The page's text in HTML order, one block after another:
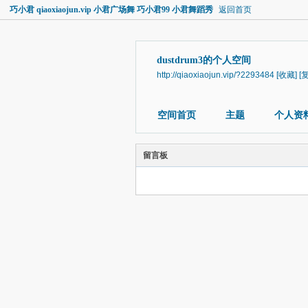
巧小君 qiaoxiaojun.vip 小君广场舞 巧小君99 小君舞蹈秀 返回首页
dustdrum3的个人空间
http://qiaoxiaojun.vip/?2293484 [收藏] [
空间首页 主题 个人资
留言板